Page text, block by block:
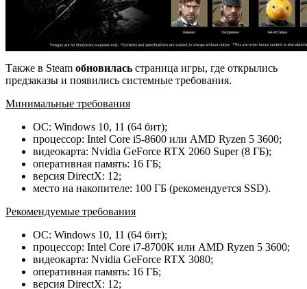
Также в Steam обновилась страница игры, где открылись
предзаказы и появились системные требования.
Минимальные требования
ОС: Windows 10, 11 (64 бит);
процессор: Intel Core i5-8600 или AMD Ryzen 5 3600;
видеокарта: Nvidia GeForce RTX 2060 Super (8 ГБ);
оперативная память: 16 ГБ;
версия DirectX: 12;
место на накопителе: 100 ГБ (рекомендуется SSD).
Рекомендуемые требования
ОС: Windows 10, 11 (64 бит);
процессор: Intel Core i7-8700K или AMD Ryzen 5 3600;
видеокарта: Nvidia GeForce RTX 3080;
оперативная память: 16 ГБ;
версия DirectX: 12;